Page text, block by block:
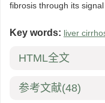
fibrosis through its
Key words: liver
HTML全文
参考文献(48)